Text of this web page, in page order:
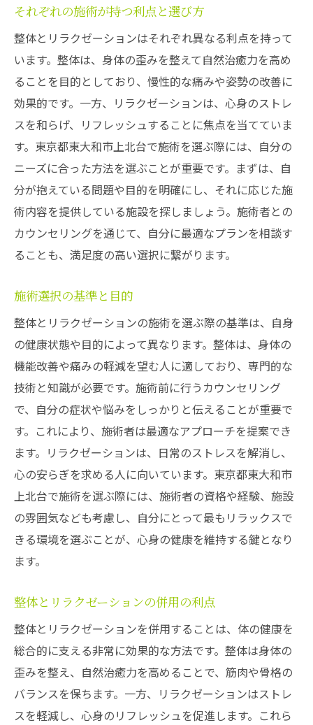
それぞれの施術が持つ利点と選び方
整体とリラクゼーションはそれぞれ異なる利点を持って
います。整体は、身体の歪みを整えて自然治癒力を高め
ることを目的としており、慢性的な痛みや姿勢の改善に
効果的です。一方、リラクゼーションは、心身のストレ
スを和らげ、リフレッシュすることに焦点を当てていま
す。東京都東大和市上北台で施術を選ぶ際には、自分の
ニーズに合った方法を選ぶことが重要です。まずは、自
分が抱えている問題や目的を明確にし、それに応じた施
術内容を提供している施設を探しましょう。施術者との
カウンセリングを通じて、自分に最適なプランを相談す
ることも、満足度の高い選択に繋がります。
施術選択の基準と目的
整体とリラクゼーションの施術を選ぶ際の基準は、自身
の健康状態や目的によって異なります。整体は、身体の
機能改善や痛みの軽減を望む人に適しており、専門的な
技術と知識が必要です。施術前に行うカウンセリング
で、自分の症状や悩みをしっかりと伝えることが重要で
す。これにより、施術者は最適なアプローチを提案でき
ます。リラクゼーションは、日常のストレスを解消し、
心の安らぎを求める人に向いています。東京都東大和市
上北台で施術を選ぶ際には、施術者の資格や経験、施設
の雰囲気なども考慮し、自分にとって最もリラックスで
きる環境を選ぶことが、心身の健康を維持する鍵となり
ます。
整体とリラクゼーションの併用の利点
整体とリラクゼーションを併用することは、体の健康を
総合的に支える非常に効果的な方法です。整体は身体の
歪みを整え、自然治癒力を高めることで、筋肉や骨格の
バランスを保ちます。一方、リラクゼーションはストレ
スを軽減し、心身のリフレッシュを促進します。これら